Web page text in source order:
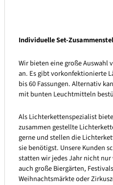
Individuelle Set-
Wir bieten eine große Auswahl
an. Es gibt vorkonfektionierte
bis 60 Fassungen. Alternativ
mit bunten Leuchtmitteln
Als Lichterkettenspezialist
zusammen gestellte
gerne und stellen die
sie benötigst. Unsere Kunden
statten wir jedes Jahr nicht
auch große Biergärten,
Weihnachtsmärkte oder